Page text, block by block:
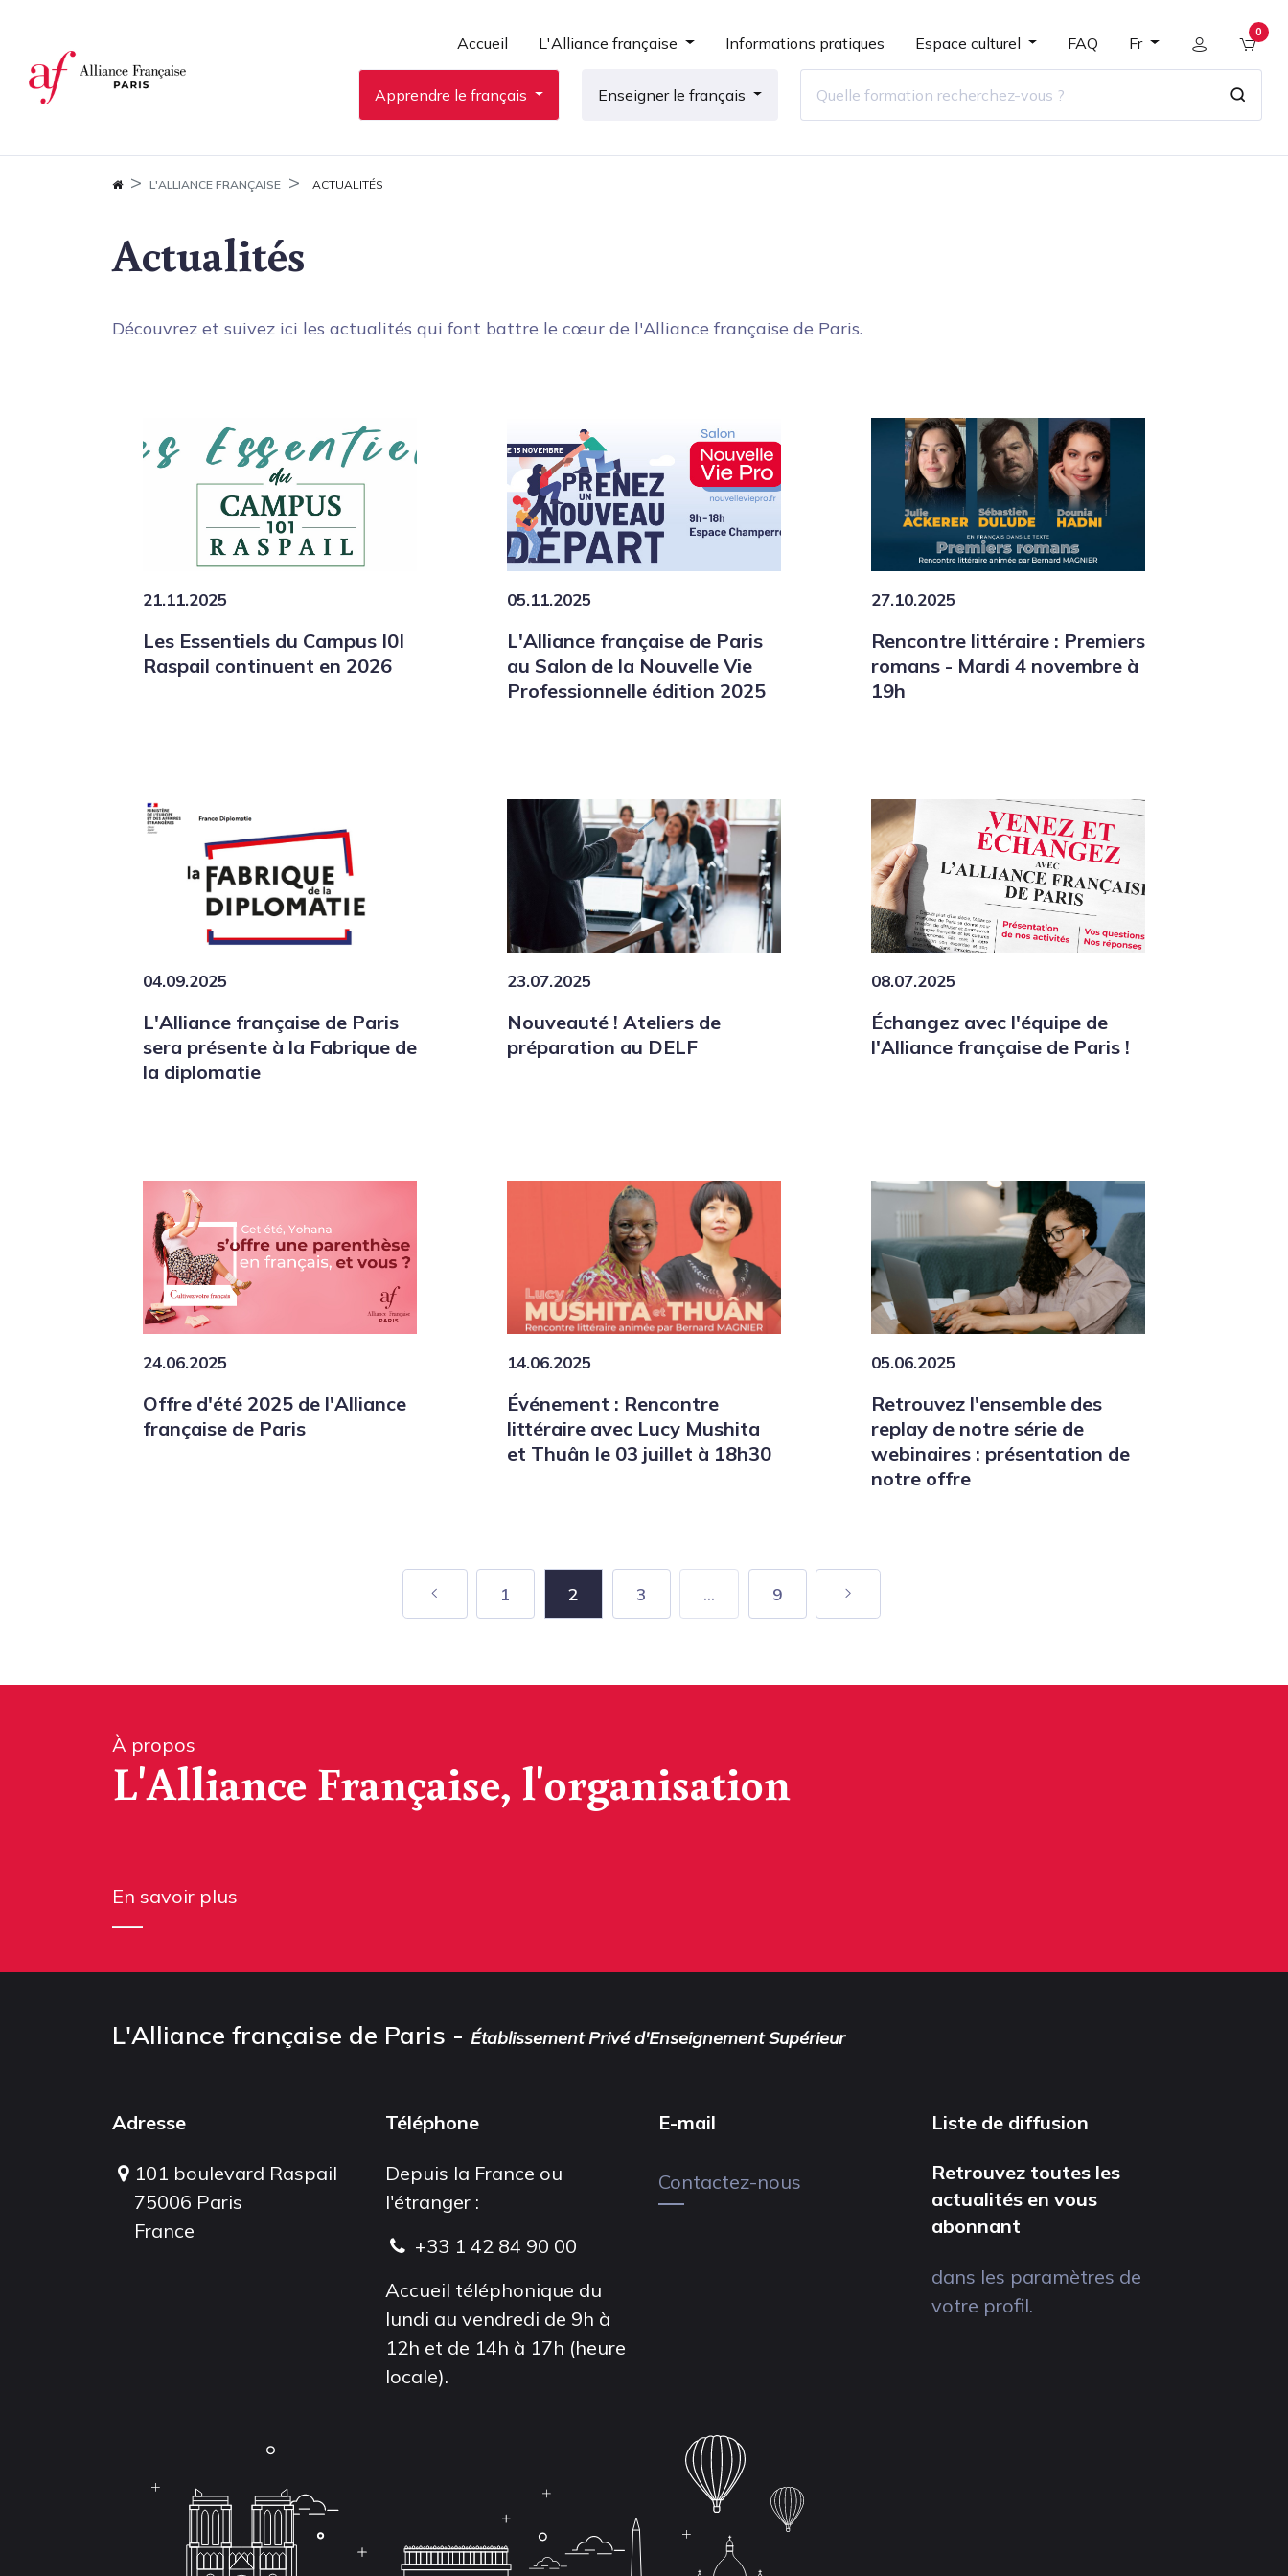
Accueil L'Alliance française Informations pratiques Espace culturel FAQ Fr
0
Apprendre le français Enseigner le français
L'ALLIANCE FRANÇAISE ACTUALITÉS
Actualités
Découvrez et suivez ici les actualités qui font battre le cœur de l'Alliance française de Paris.
21.11.2025
Les Essentiels du Campus I0I
Raspail continuent en 2026
05.11.2025
L'Alliance française de Paris
au Salon de la Nouvelle Vie
Professionnelle édition 2025
27.10.2025
Rencontre littéraire : Premiers
romans - Mardi 4 novembre à
19h
04.09.2025
L'Alliance française de Paris
sera présente à la Fabrique de
la diplomatie
23.07.2025
Nouveauté ! Ateliers de
préparation au DELF
08.07.2025
Échangez avec l'équipe de
l'Alliance française de Paris !
24.06.2025
Offre d'été 2025 de l'Alliance
française de Paris
14.06.2025
Événement : Rencontre
littéraire avec Lucy Mushita
et Thuân le 03 juillet à 18h30
05.06.2025
Retrouvez l'ensemble des
replay de notre série de
webinaires : présentation de
notre offre
1 2 3 ... 9
À propos
L'Alliance Française, l'organisation
En savoir plus
L'Alliance française de Paris - Établissement Privé d'Enseignement Supérieur
Adresse
101 boulevard Raspail
75006 Paris
France
Téléphone
Depuis la France ou
l'étranger :
+33 1 42 84 90 00
Accueil téléphonique du
lundi au vendredi de 9h à
12h et de 14h à 17h (heure
locale).
E-mail
Contactez-nous
Liste de diffusion
Retrouvez toutes les
actualités en vous
abonnant
dans les paramètres de
votre profil.